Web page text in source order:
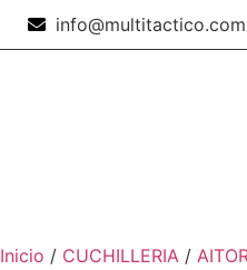
info@multitactico.com
Inicio / CUCHILLERIA /